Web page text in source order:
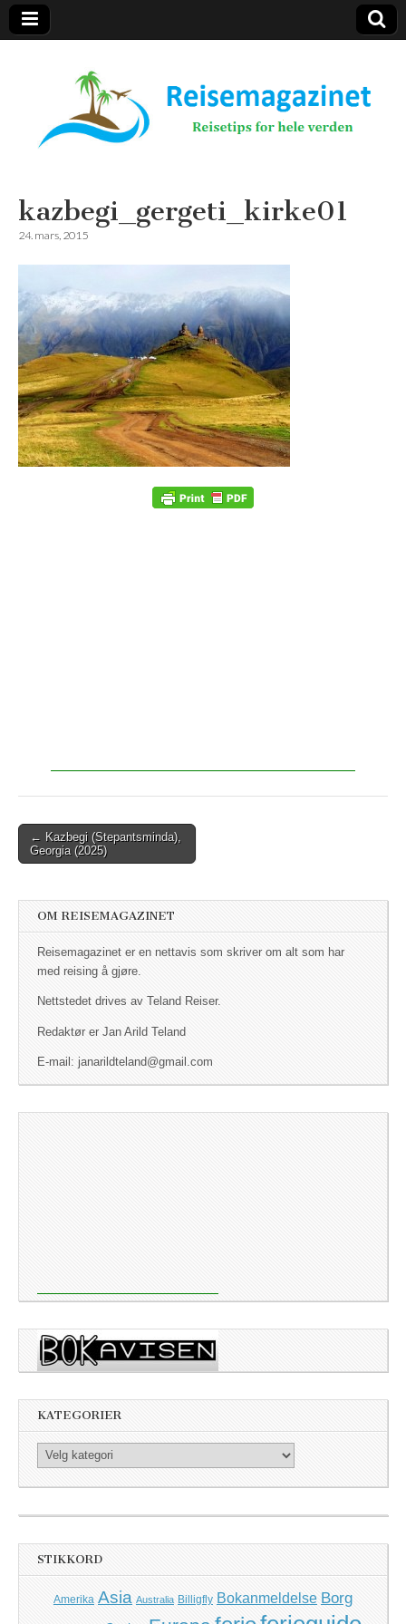
Reisemagazinet
kazbegi_gergeti_kirke01
24. mars, 2015
Post navigation
← Kazbegi (Stepantsminda),
Georgia (2025)
OM REISEMAGAZINET
Reisemagazinet er en nettavis som skriver om alt som har
med reising å gjøre.
Nettstedet drives av Teland Reiser.
Redaktør er Jan Arild Teland
E-mail: janarildteland@gmail.com
KATEGORIER
Kategorier
STIKKORD
Amerika Asia Australia Billigfly Bokanmeldelse Borg